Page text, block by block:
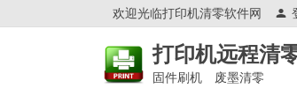
欢迎光临打印机清零软件网
打印机远程清
固件刷机 废墨清零